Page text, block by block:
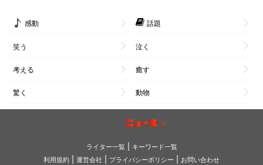
感動 話題
笑う 泣く
考える 癒す
驚く 動物
ライター一覧| キーワード一覧
利用規約 | 運営会社 | プライバシーポリシー | お問い合わせ